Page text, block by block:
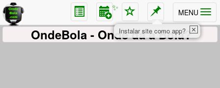
MENU
✨
OndeBola - Onde dá a Bola?✕
Instalar site como app?